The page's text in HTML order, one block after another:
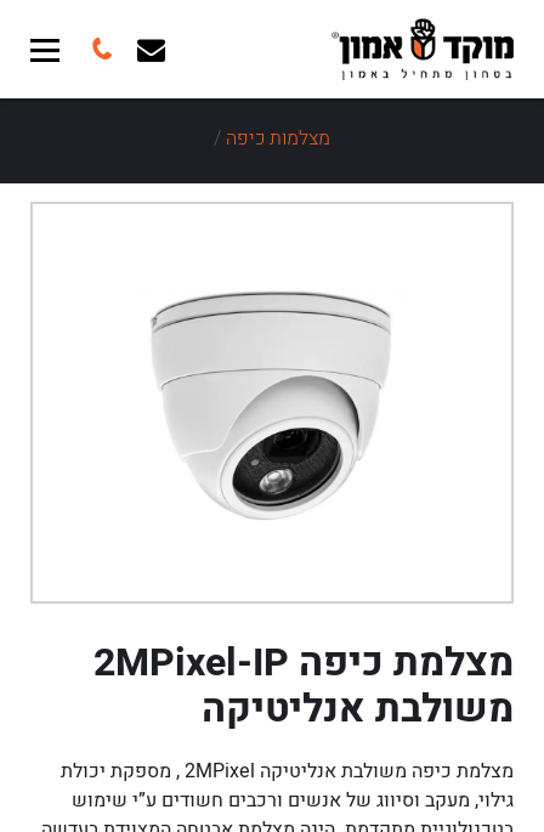
מצלמות כיפה /
מצלמת כיפה 2MPixel-IP
משולבת אנליטיקה
מצלמת כיפה משולבת אנליטיקה 2MPixel , מספקת יכולת
גילוי, מעקב וסיווג של אנשים ורכבים חשודים ע”י שימוש